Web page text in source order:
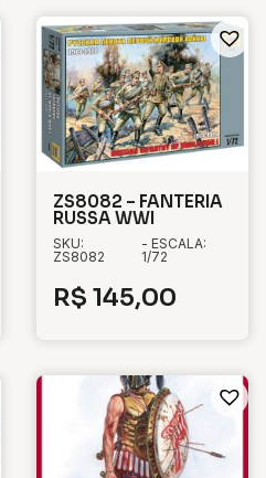
ZS8082 – FANTERIA
RUSSA WWI
SKU:
ZS8082
- ESCALA:
1/72
R$ 145,00